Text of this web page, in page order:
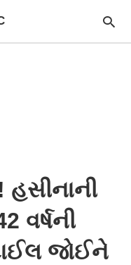
હસીનાની
વર્ષની
જોઈને